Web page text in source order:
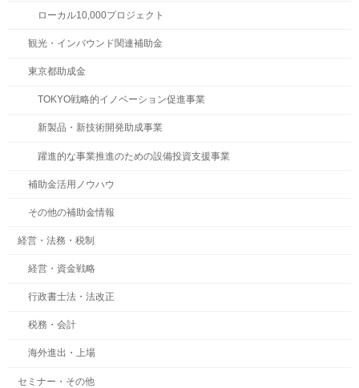
ローカル10,000プロジェクト
観光・インバウンド関連補助金
東京都助成金
TOKYO戦略的イノベーション促進事業
新製品・新技術開発助成事業
躍進的な事業推進のための設備投資支援事業
補助金活用ノウハウ
その他の補助金情報
経営・法務・税制
経営・資金戦略
行政書士法・法改正
税務・会計
海外進出・上場
セミナー・その他